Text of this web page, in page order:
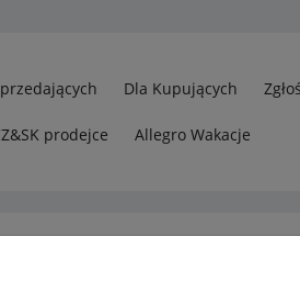
Dla Kupujących
prodejce Allegro Wakacje